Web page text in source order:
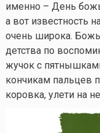
именно – День
а вот известность
очень широка.
детства по
жучок с
кончикам пальцев
коровка, улети на